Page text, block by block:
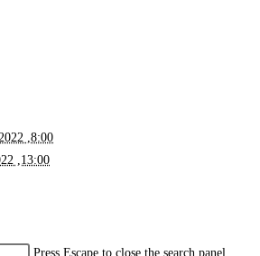
,8:00
,13:00
Press Escape to close the search panel.